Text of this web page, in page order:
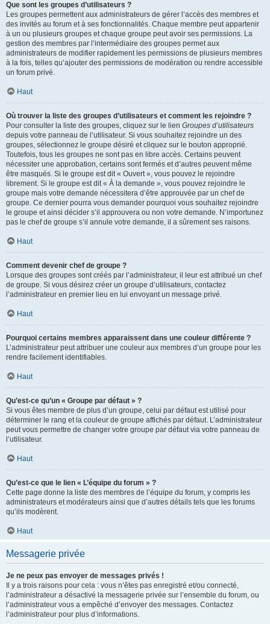
Que sont les groupes d’utilisateurs ?
Les groupes permettent aux administrateurs de gérer l’accès des membres et
des invités au forum et à ses fonctionnalités. Chaque membre peut appartenir
à un ou plusieurs groupes et chaque groupe peut avoir ses permissions. La
gestion des membres par l’intermédiaire des groupes permet aux
administrateurs de modifier rapidement les permissions de plusieurs membres
à la fois, telles qu’ajouter des permissions de modération ou rendre accessible
un forum privé.
Haut
Où trouver la liste des groupes d’utilisateurs et comment les rejoindre ?
Pour consulter la liste des groupes, cliquez sur le lien Groupes d’utilisateurs
depuis votre panneau de l’utilisateur. Si vous souhaitez rejoindre un des
groupes, sélectionnez le groupe désiré et cliquez sur le bouton approprié.
Toutefois, tous les groupes ne sont pas en libre accès. Certains peuvent
nécessiter une approbation, certains sont fermés et d’autres peuvent même
être masqués. Si le groupe est dit « Ouvert », vous pouvez le rejoindre
librement. Si le groupe est dit « À la demande », vous pouvez rejoindre le
groupe mais votre demande nécessitera d’être approuvée par un chef de
groupe. Ce dernier pourra vous demander pourquoi vous souhaitez rejoindre
le groupe et ainsi décider s’il approuvera ou non votre demande. N’importunez
pas le chef de groupe s’il annule votre demande, il a sûrement ses raisons.
Haut
Comment devenir chef de groupe ?
Lorsque des groupes sont créés par l’administrateur, il leur est attribué un chef
de groupe. Si vous désirez créer un groupe d’utilisateurs, contactez
l’administrateur en premier lieu en lui envoyant un message privé.
Haut
Pourquoi certains membres apparaissent dans une couleur différente ?
L’administrateur peut attribuer une couleur aux membres d’un groupe pour les
rendre facilement identifiables.
Haut
Qu’est-ce qu’un « Groupe par défaut » ?
Si vous êtes membre de plus d’un groupe, celui par défaut est utilisé pour
déterminer le rang et la couleur de groupe affichés par défaut. L’administrateur
peut vous permettre de changer votre groupe par défaut via votre panneau de
l’utilisateur.
Haut
Qu’est-ce que le lien « L’équipe du forum » ?
Cette page donne la liste des membres de l’équipe du forum, y compris les
administrateurs et modérateurs ainsi que d’autres détails tels que les forums
qu’ils modèrent.
Haut
Messagerie privée
Je ne peux pas envoyer de messages privés !
Il y a trois raisons pour cela : vous n’êtes pas enregistré et/ou connecté,
l’administrateur a désactivé la messagerie privée sur l’ensemble du forum, ou
l’administrateur vous a empêché d’envoyer des messages. Contactez
l’administrateur pour plus d’informations.